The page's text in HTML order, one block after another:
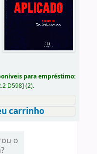
para empréstimo:
D598] (2).
carrinho
o